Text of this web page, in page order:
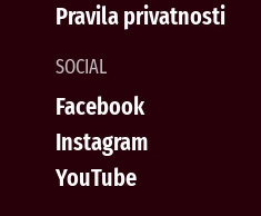
Pravila privatnosti
SOCIAL
Facebook
Instagram
YouTube